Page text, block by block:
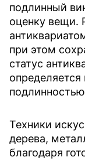
подлинный
оценку вещи.
при этом
статус
Техники
дерева,
благодаря